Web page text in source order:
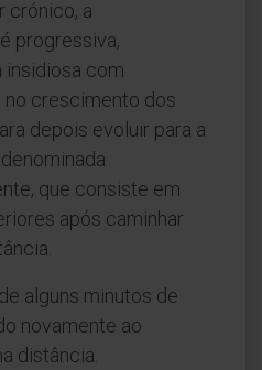
crónico, a
progressiva,
com
no crescimento dos
depois evoluir para a
que consiste em
após caminhar
alguns minutos de
novamente ao
distância.